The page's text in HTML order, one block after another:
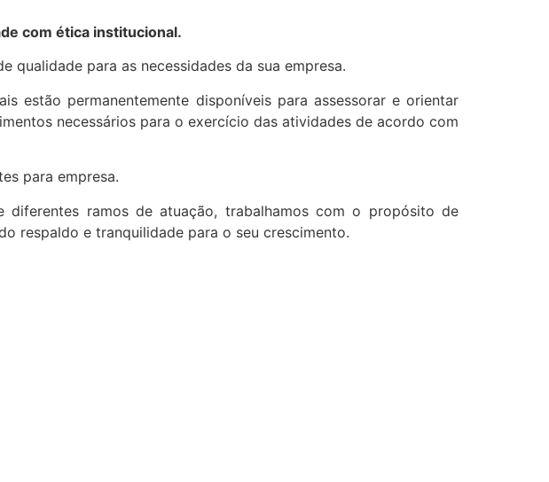
com ética institucional.
qualidade para as necessidades da sua empresa.
estão permanentemente disponíveis para assessorar e orientar
necessários para o exercício das atividades de acordo com
para empresa.
diferentes ramos de atuação, trabalhamos com o propósito de
respaldo e tranquilidade para o seu crescimento.